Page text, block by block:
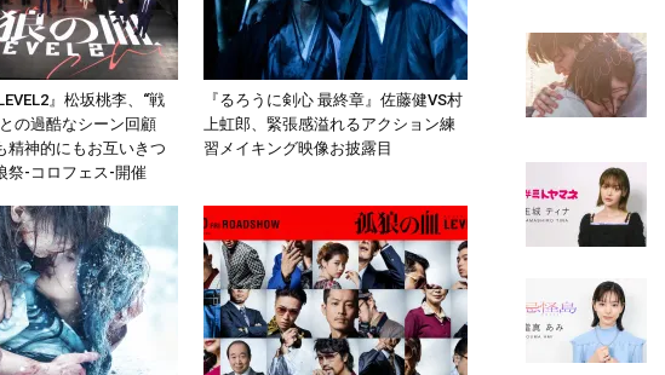
』松坂桃李、“戦
の過酷なシーン回顧
精神的にもお互いきつ
祭-コロフェス-開催
『るろうに剣心 最終章』佐藤健VS村
上虹郎、緊張感溢れるアクション練
習メイキング映像お披露目